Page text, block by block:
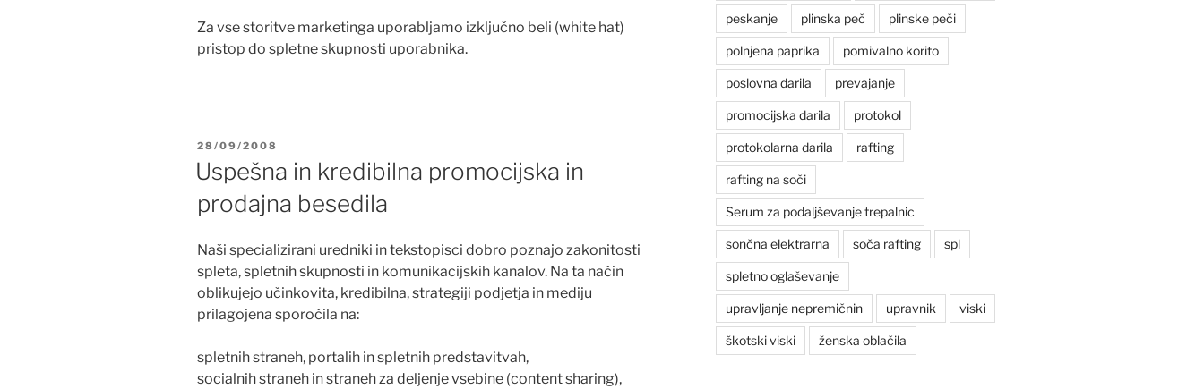
Za vse storitve marketinga uporabljamo izključno beli (white hat)
pristop do spletne skupnosti uporabnika.
POSTED
ON
28/09/2008
Uspešna in kredibilna promocijska in
prodajna besedila
Naši specializirani uredniki in tekstopisci dobro poznajo zakonitosti
spleta, spletnih skupnosti in komunikacijskih kanalov. Na ta način
oblikujejo učinkovita, kredibilna, strategiji podjetja in mediju
prilagojena sporočila na:
spletnih straneh, portalih in spletnih predstavitvah,
socialnih straneh in straneh za deljenje vsebine (content sharing),
peskanje plinska peč plinske peči
polnjena paprika pomivalno korito
poslovna darila prevajanje
promocijska darila protokol
protokolarna darila rafting
rafting na soči
Serum za podaljševanje trepalnic
sončna elektrarna soča rafting spl
spletno oglaševanje
upravljanje nepremičnin upravnik viski
škotski viski ženska oblačila